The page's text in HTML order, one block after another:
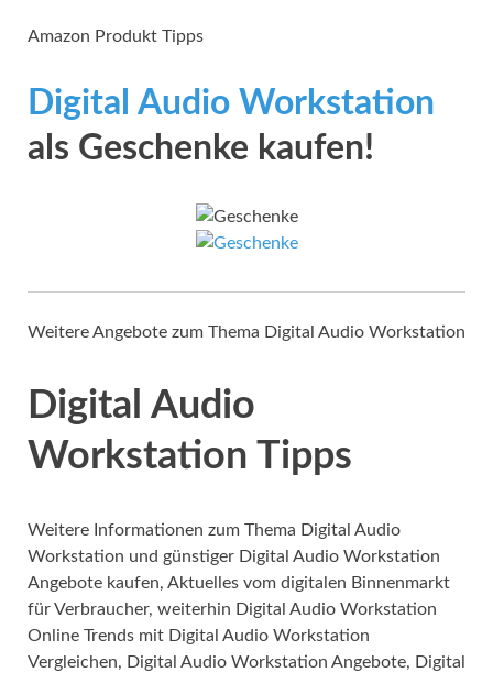
Amazon Produkt Tipps
Digital Audio Workstation
als Geschenke kaufen!
Weitere Angebote zum Thema Digital Audio Workstation
Digital Audio
Workstation Tipps
Weitere Informationen zum Thema Digital Audio
Workstation und günstiger Digital Audio Workstation
Angebote kaufen, Aktuelles vom digitalen Binnenmarkt
für Verbraucher, weiterhin Digital Audio Workstation
Online Trends mit Digital Audio Workstation
Vergleichen, Digital Audio Workstation Angebote, Digital